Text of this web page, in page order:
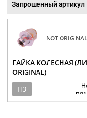
Запрошенный артикул
NOT ORIGINAL
ГАЙКА КОЛЕСНАЯ
ORIGINAL)
ПЗ